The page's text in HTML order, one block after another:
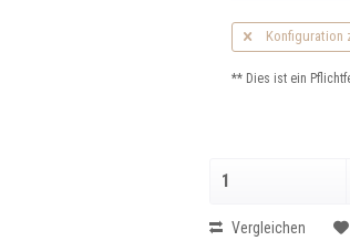
Konfiguration
** Dies ist ein
Vergleichen